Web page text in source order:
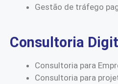
Gestão de tráfego
Consultoria
Consultoria para
Consultoria para